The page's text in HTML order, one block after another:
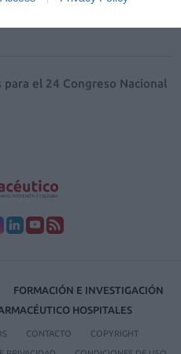
el 24 Congreso Nacional
FORMACIÓN E INVESTIGACIÓN
HOSPITALES
CONTACTO COPYRIGHT